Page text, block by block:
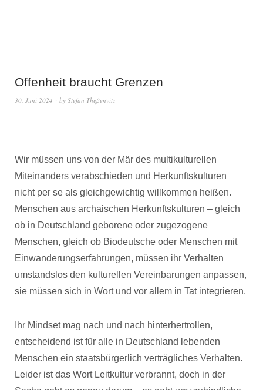
Offenheit braucht Grenzen
30. Juni 2024 by Stefan Theßenvitz
Wir müssen uns von der Mär des multikulturellen
Miteinanders verabschieden und Herkunftskulturen
nicht per se als gleichgewichtig willkommen heißen.
Menschen aus archaischen Herkunftskulturen – gleich
ob in Deutschland geborene oder zugezogene
Menschen, gleich ob Biodeutsche oder Menschen mit
Einwanderungserfahrungen, müssen ihr Verhalten
umstandslos den kulturellen Vereinbarungen anpassen,
sie müssen sich in Wort und vor allem in Tat integrieren.
Ihr Mindset mag nach und nach hinterhertrollen,
entscheidend ist für alle in Deutschland lebenden
Menschen ein staatsbürgerlich verträgliches Verhalten.
Leider ist das Wort Leitkultur verbrannt, doch in der